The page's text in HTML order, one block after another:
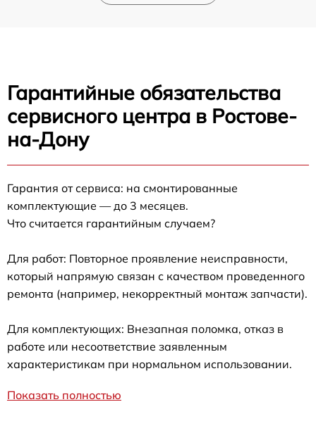
Гарантийные обязательства
сервисного центра в Ростове-
на-Дону
Гарантия от сервиса: на смонтированные
комплектующие — до 3 месяцев.
Что считается гарантийным случаем?
Для работ: Повторное проявление неисправности,
который напрямую связан с качеством проведенного
ремонта (например, некорректный монтаж запчасти).
Для комплектующих: Внезапная поломка, отказ в
работе или несоответствие заявленным
характеристикам при нормальном использовании.
Показать полностью